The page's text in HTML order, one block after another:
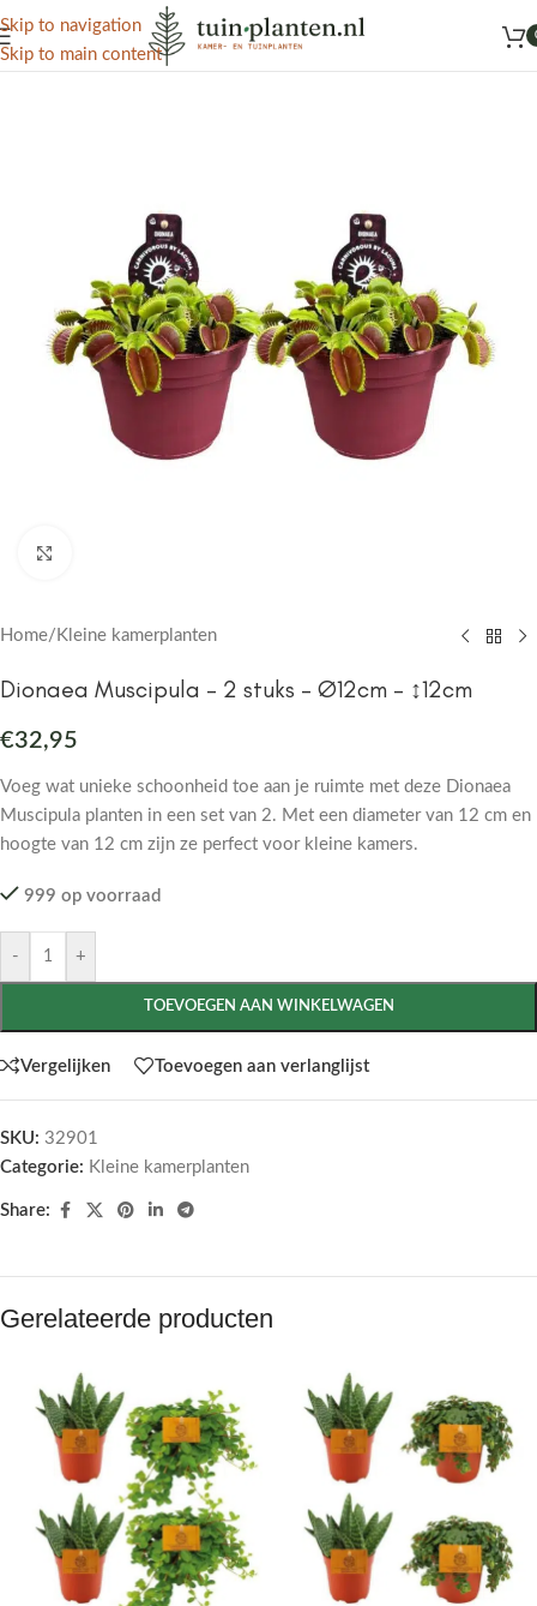
Skip to navigation
Skip to main content
Het grootste aanbod kamer- en tuinplanten
Home/ Kleine kamerplanten
Dionaea Muscipula – 2 stuks – Ø12cm – ↕12cm
€32,95
Voeg wat unieke schoonheid toe aan je ruimte met deze Dionaea
Muscipula planten in een set van 2. Met een diameter van 12 cm en
hoogte van 12 cm zijn ze perfect voor kleine kamers.
999 op voorraad
- +
TOEVOEGEN AAN WINKELWAGEN
Vergelijken Toevoegen aan verlanglijst
SKU: 32901
Categorie: Kleine kamerplanten
Share:
Gerelateerde producten